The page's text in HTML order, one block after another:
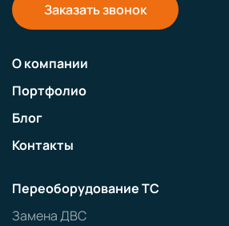
Заказать звонок
О компании
Портфолио
Блог
Контакты
Переоборудование ТС
Замена ДВС